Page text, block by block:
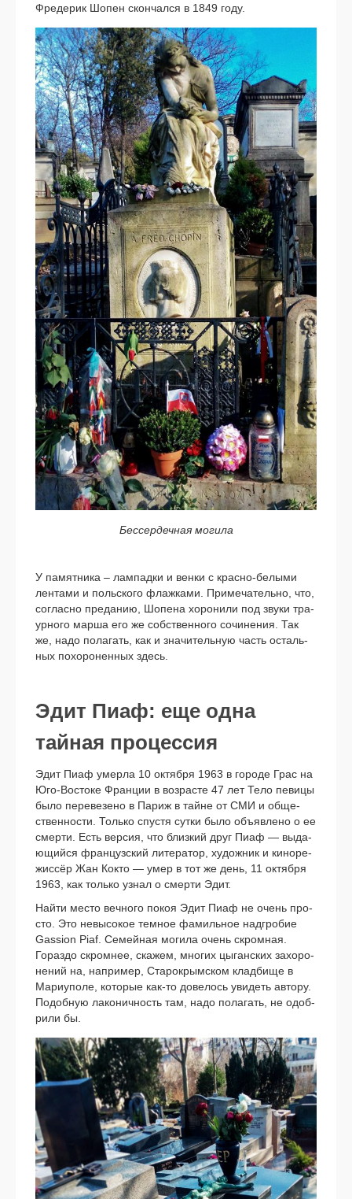
Фредерик Шопен скон­чал­ся в 1849 году.
Бессердечная моги­ла
У памят­ни­ка – лам­пад­ки и вен­ки с красно-белыми
лен­та­ми и поль­ско­го флаж­ка­ми. Примечательно, что,
соглас­но пре­да­нию, Шопена хоро­ни­ли под зву­ки тра­
ур­но­го мар­ша его же соб­ствен­но­го сочи­не­ния. Так
же, надо пола­гать, как и зна­чи­тель­ную часть осталь­
ных похо­ро­нен­ных здесь.
Эдит Пиаф: еще одна
тайная процессия
Эдит Пиаф умер­ла 10 октяб­ря 1963 в горо­де Грас на
Юго-Востоке Франции в воз­расте 47 лет Тело певи­цы
было пере­ве­зе­но в Париж в тайне от СМИ и обще­
ствен­но­сти. Только спу­стя сут­ки было объ­яв­ле­но о ее
смер­ти. Есть вер­сия, что близ­кий друг Пиаф — выда­
ю­щий­ся фран­цуз­ский лите­ра­тор, худож­ник и кино­ре­
жис­сёр Жан Кокто — умер в тот же день, 11 октяб­ря
1963, как толь­ко узнал о смер­ти Эдит.
Найти место веч­но­го покоя Эдит Пиаф не очень про­
сто. Это невы­со­кое тем­ное фамиль­ное над­гро­бие
Gassion Piaf. Семейная моги­ла очень скром­ная.
Гораздо скром­нее, ска­жем, мно­гих цыган­ских захо­ро­
не­ний на, напри­мер, Старокрымском клад­би­ще в
Мариуполе, кото­рые как-то дове­лось уви­деть авто­ру.
Подобную лако­нич­ность там, надо пола­гать, не одоб­
ри­ли бы.